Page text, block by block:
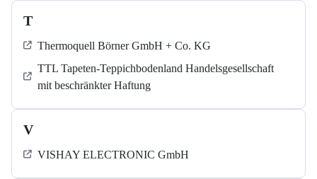
T
Thermoquell Börner GmbH + Co. KG
TTL Tapeten-Teppichbodenland Handelsgesellschaft
mit beschränkter Haftung
V
VISHAY ELECTRONIC GmbH